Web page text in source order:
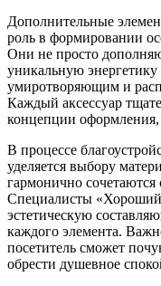
Дополнительные
роль в формировании
Они не просто
уникальную энергетику
умиротворяющим и
Каждый аксессуар
концепции оформления,
В процессе
уделяется выбору
гармонично
Специалисты
эстетическую
каждого элемента.
посетитель сможет
обрести душевное